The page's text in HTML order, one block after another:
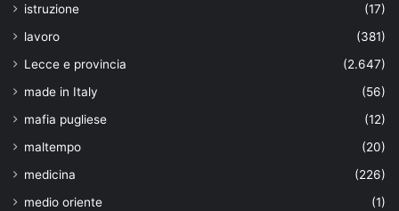
istruzione
(17)
lavoro
(381)
Lecce e provincia
(2.647)
made in Italy
(56)
mafia pugliese
(12)
maltempo
(20)
medicina
(226)
medio oriente
(1)